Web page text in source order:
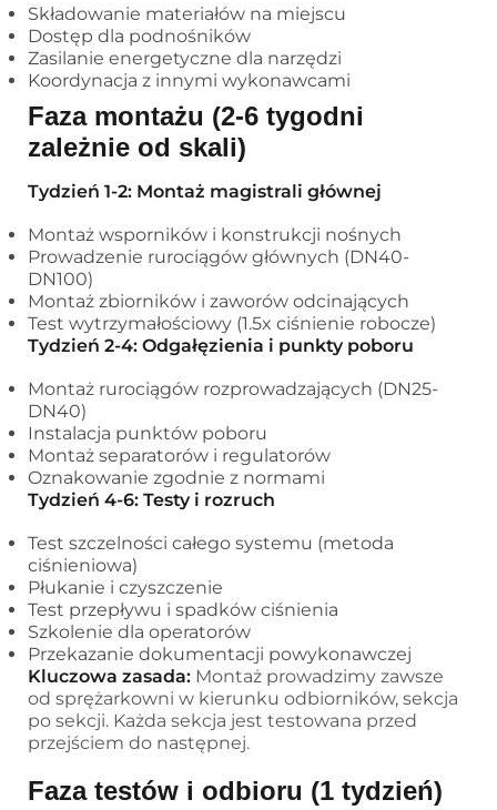
Składowanie materiałów na miejscu
Dostęp dla podnośników
Zasilanie energetyczne dla narzędzi
Koordynacja z innymi wykonawcami
Faza montażu (2-6 tygodni
zależnie od skali)
Tydzień 1-2: Montaż magistrali głównej
Montaż wsporników i konstrukcji nośnych
Prowadzenie rurociągów głównych (DN40-
DN100)
Montaż zbiorników i zaworów odcinających
Test wytrzymałościowy (1.5x ciśnienie robocze)
Tydzień 2-4: Odgałęzienia i punkty poboru
Montaż rurociągów rozprowadzających (DN25-
DN40)
Instalacja punktów poboru
Montaż separatorów i regulatorów
Oznakowanie zgodnie z normami
Tydzień 4-6: Testy i rozruch
Test szczelności całego systemu (metoda
ciśnieniowa)
Płukanie i czyszczenie
Test przepływu i spadków ciśnienia
Szkolenie dla operatorów
Przekazanie dokumentacji powykonawczej
Kluczowa zasada: Montaż prowadzimy zawsze
od sprężarkowni w kierunku odbiorników, sekcja
po sekcji. Każda sekcja jest testowana przed
przejściem do następnej.
Faza testów i odbioru (1 tydzień)